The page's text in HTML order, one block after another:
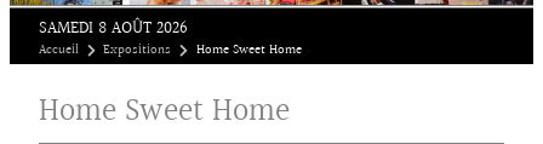
SAMEDI 8 AOÛT 2026
Accueil Expositions Home Sweet Home
Home Sweet Home